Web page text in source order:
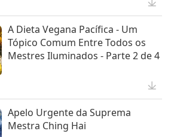
Mensagem da Suprema Mestra
Ching Hai aos Participantes do
COP27
Profecia da Era Dourada Parte 35
- Buda Maitreya e as Esplêndidas
A Dieta Vegana Pacífica - Um
Tópico Comum Entre Todos os
Mestres Iluminados - Parte 2 de 4
Apelo Urgente da Suprema
Mestra Ching Hai